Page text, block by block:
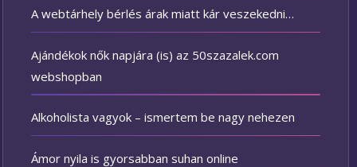
A webtárhely bérlés árak miatt kár veszekedni…
Ajándékok nők napjára (is) az 50szazalek.com
webshopban
Alkoholista vagyok – ismertem be nagy nehezen
Ámor nyila is gyorsabban suhan online